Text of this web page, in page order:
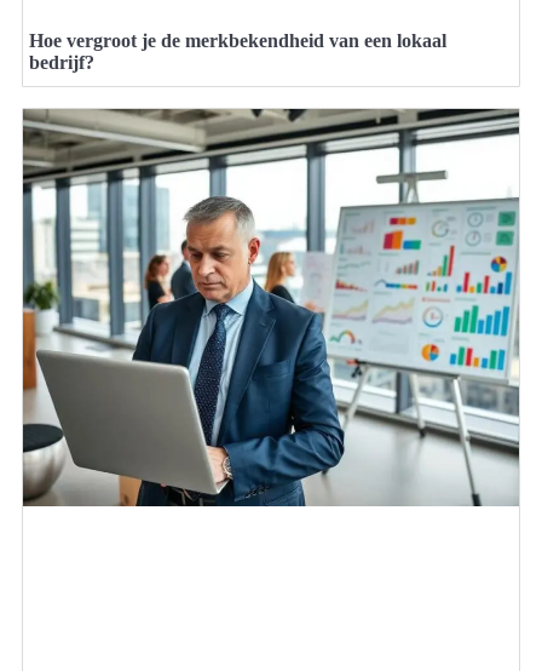
Hoe vergroot je de merkbekendheid van een lokaal
bedrijf?